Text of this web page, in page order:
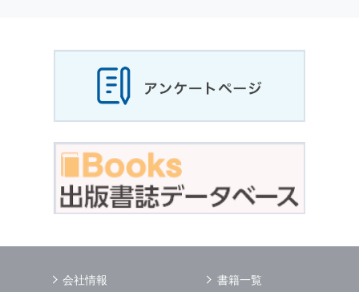
会社情報 書籍一覧